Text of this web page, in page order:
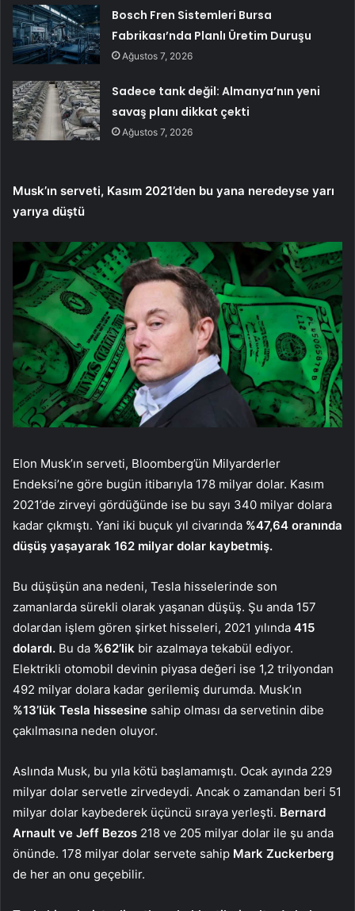
Bosch Fren Sistemleri Bursa
Fabrikası’nda Planlı Üretim Duruşu
Ağustos 7, 2026
Sadece tank değil: Almanya’nın yeni
savaş planı dikkat çekti
Ağustos 7, 2026
Musk’ın serveti, Kasım 2021’den bu yana neredeyse yarı
yarıya düştü
Elon Musk’ın serveti, Bloomberg’ün Milyarderler
Endeksi’ne göre bugün itibarıyla 178 milyar dolar. Kasım
2021’de zirveyi gördüğünde ise bu sayı 340 milyar dolara
kadar çıkmıştı. Yani iki buçuk yıl civarında %47,64 oranında
düşüş yaşayarak 162 milyar dolar kaybetmiş.
Bu düşüşün ana nedeni, Tesla hisselerinde son
zamanlarda sürekli olarak yaşanan düşüş. Şu anda 157
dolardan işlem gören şirket hisseleri, 2021 yılında 415
dolardı. Bu da %62’lik bir azalmaya tekabül ediyor.
Elektrikli otomobil devinin piyasa değeri ise 1,2 trilyondan
492 milyar dolara kadar gerilemiş durumda. Musk’ın
%13’lük Tesla hissesine sahip olması da servetinin dibe
çakılmasına neden oluyor.
Aslında Musk, bu yıla kötü başlamamıştı. Ocak ayında 229
milyar dolar servetle zirvedeydi. Ancak o zamandan beri 51
milyar dolar kaybederek üçüncü sıraya yerleşti. Bernard
Arnault ve Jeff Bezos 218 ve 205 milyar dolar ile şu anda
önünde. 178 milyar dolar servete sahip Mark Zuckerberg
de her an onu geçebilir.